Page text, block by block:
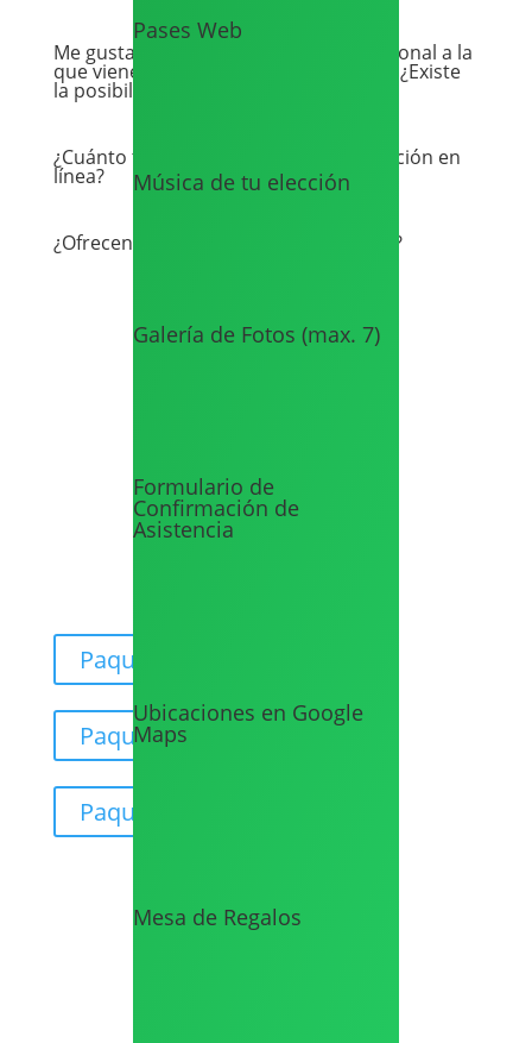
Pases Web
Música de tu elección
Galería de Fotos (max. 7)
Formulario de
Confirmación de
Asistencia
Ubicaciones en Google
Maps
Mesa de Regalos
Me gustaría mostrar información adicional a la
que viene por default en mi invitación. ¿Existe
la posibilidad de agregarla?
¿Cuánto tiempo estará activa mi invitación en
línea?
¿Ofrecen servicio de fotografía y video?
¡Comienza ya!
Nuestros tiempos de entrega son de entre 1 y 3 días
Paquete Light
Paquete Premium
Paquete XV's